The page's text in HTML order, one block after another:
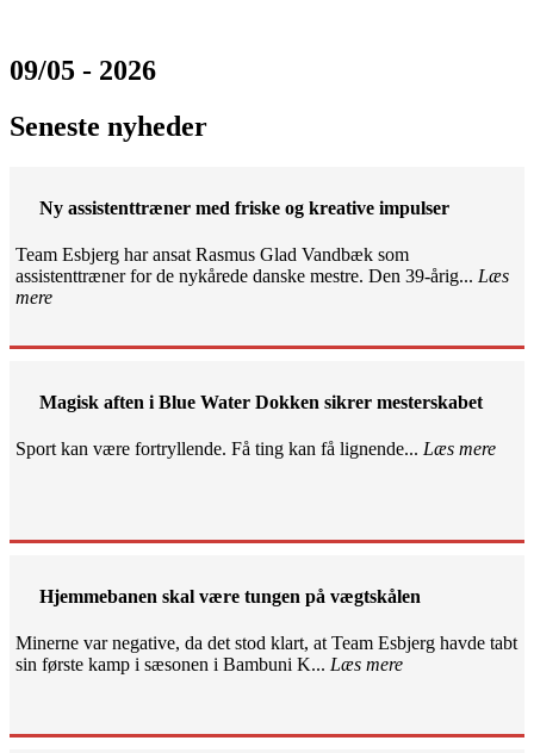
09/05 - 2026
Seneste nyheder
Ny assistenttræner med friske og kreative impulser
Team Esbjerg har ansat Rasmus Glad Vandbæk som
assistenttræner for de nykårede danske mestre. Den 39-årig... Læs
mere
Magisk aften i Blue Water Dokken sikrer mesterskabet
Sport kan være fortryllende. Få ting kan få lignende... Læs mere
Hjemmebanen skal være tungen på vægtskålen
Minerne var negative, da det stod klart, at Team Esbjerg havde tabt
sin første kamp i sæsonen i Bambuni K... Læs mere